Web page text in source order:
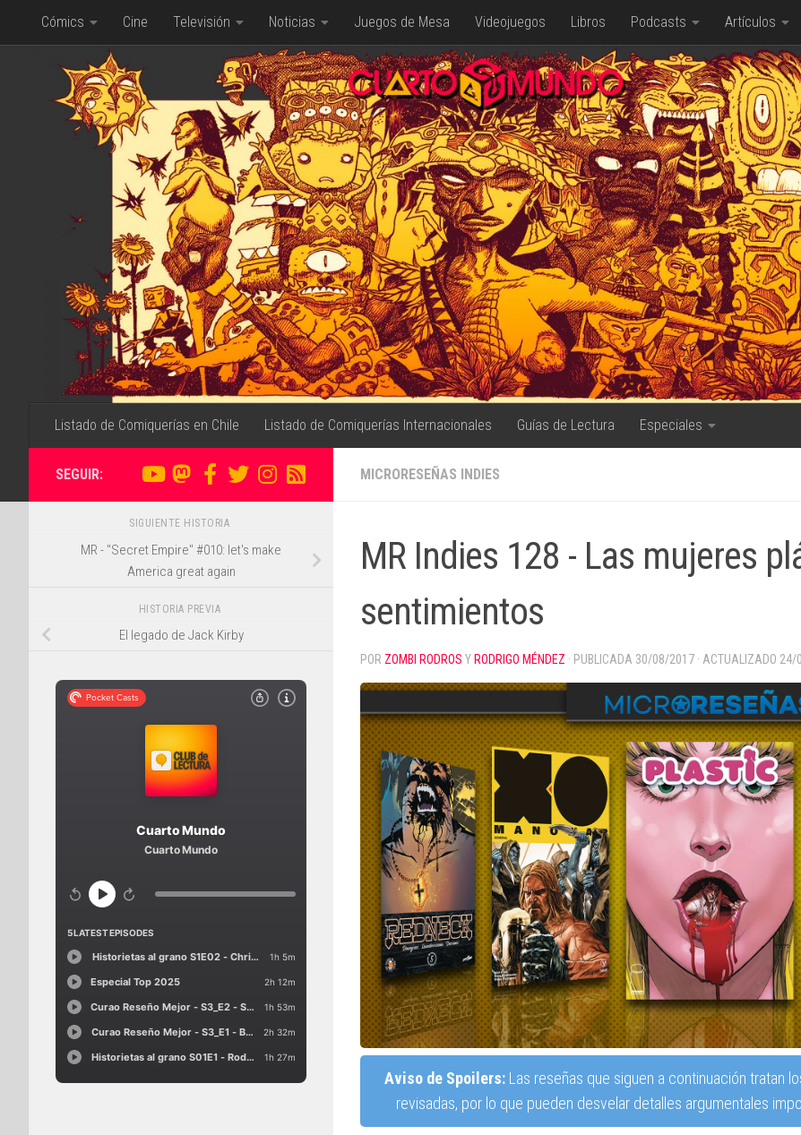
Saltar al contenido
Cómics Cine Televisión Noticias Juegos de Mesa Videojuegos Libros Podcasts Artículos
Listado de Comiquerías en Chile Listado de Comiquerías Internacionales Guías de Lectura Especiales
MICRORESEÑAS INDIES
MR Indies 128 - Las mujeres
sentimientos
POR ZOMBI RODROS Y RODRIGO MÉNDEZ · PUBLICADA 30/08/2017 · ACTUALIZADO 24/
Aviso de Spoilers:Las reseñas que siguen a continuación tratan
revisadas, por lo que pueden desvelar detalles argumentales
SEGUIR:
SIGUIENTE HISTORIA
MR - "Secret Empire" #010: let's make
America great again
HISTORIA PREVIA
El legado de Jack Kirby